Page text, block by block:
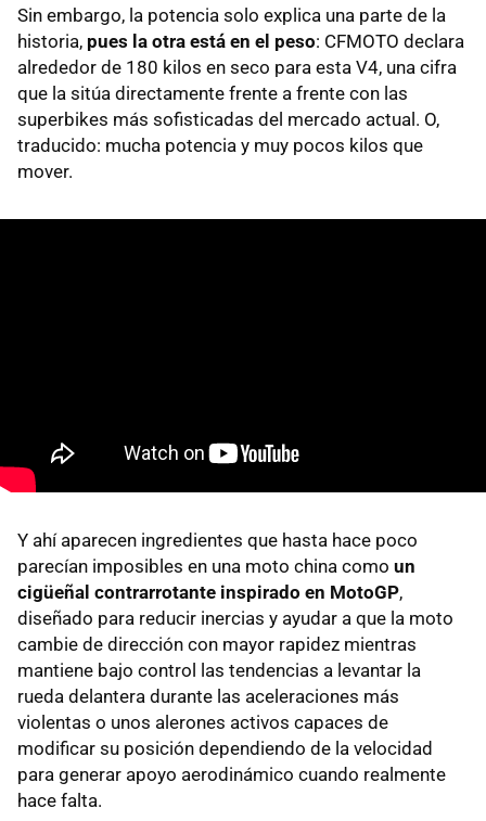
Sin embargo, la potencia solo explica una parte de la
historia, pues l a otra está en el peso: CFMOTO declara
alrededor de 180 kilos en seco para esta V4, una cifra
que la sitúa directamente frente a frente con las
superbikes más sofisticadas del mercado actual. O,
traducido: mucha potencia y muy pocos kilos que
mover.
Y ahí aparecen ingredientes que hasta hace poco
parecían imposibles en una moto china como un
cigüeñal contrarrotante inspirado en MotoGP,
diseñado para reducir inercias y ayudar a que la moto
cambie de dirección con mayor rapidez mientras
mantiene bajo control las tendencias a levantar la
rueda delantera durante las aceleraciones más
violentas o unos alerones activos capaces de
modificar su posición dependiendo de la velocidad
para generar apoyo aerodinámico cuando realmente
hace falta.